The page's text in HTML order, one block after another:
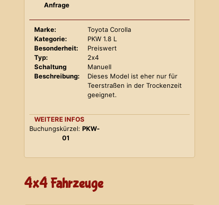
Anfrage
Marke:
Toyota Corolla
Kategorie:
PKW 1.8 L
Besonderheit:
Preiswert
Typ:
2x4
Schaltung
Manuell
Beschreibung:
Dieses Model ist eher nur für
Teerstraßen in der Trockenzeit
geeignet.
WEITERE INFOS
Buchungskürzel: PKW-
01
4x4 Fahrzeuge